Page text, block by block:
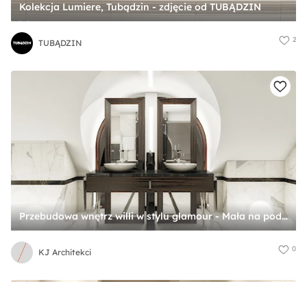
Kolekcja Lumiere, Tubądzin - zdjęcie od TUBĄDZIN
TUBĄDZIN 2
Przebudowa wnętrz willi w stylu glamour - Mała na poddaszu z lustrem z dwoma umywalkami z marmurową podłogą łazienka z oknem, styl glamour - zdjęcie od KJ Architekci
KJ Architekci 0